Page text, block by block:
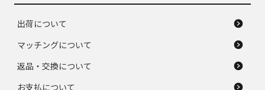
出荷について
マッチングについて
返品・交換について
お支払について